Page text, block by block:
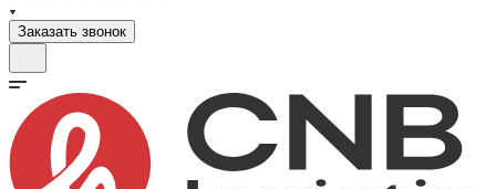
Заказать звонок